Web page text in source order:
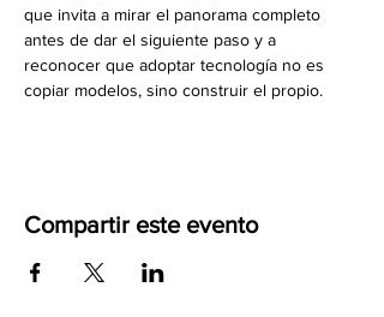
que invita a mirar el panorama completo
antes de dar el siguiente paso y a
reconocer que adoptar tecnología no es
copiar modelos, sino construir el propio.
Compartir este evento